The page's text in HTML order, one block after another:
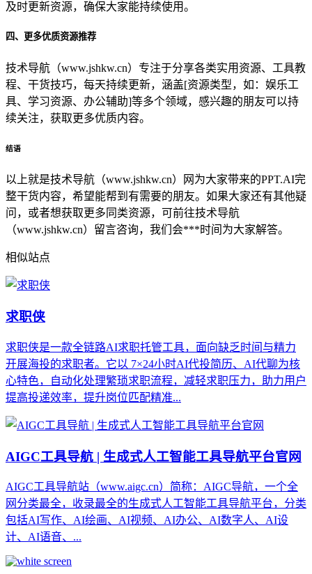
及时更新资源，确保大家能持续使用。
四、更多优质资源推荐
技术导航（www.jshkw.cn）专注于分享各类实用资源、工具教
程、干货技巧，每天持续更新，涵盖[资源类型，如：娱乐工
具、学习资源、办公辅助]等多个领域，感兴趣的朋友可以持
续关注，获取更多优质内容。
结语
以上就是技术导航（www.jshkw.cn）网为大家带来的PPT.AI完
整干货内容，希望能帮到有需要的朋友。如果大家还有其他疑
问，或者想获取更多同类资源，可前往技术导航
（www.jshkw.cn）留言咨询，我们会***时间为大家解答。
相似站点
求职侠
求职侠是一款全链路AI求职托管工具，面向缺乏时间与精力
开展海投的求职者。它以 7×24小时AI代投简历、AI代聊为核
心特色，自动化处理繁琐求职流程，减轻求职压力，助力用户
提高投递效率，提升岗位匹配精准...
AIGC工具导航 | 生成式人工智能工具导航平台官网
AIGC工具导航站（www.aigc.cn）简称：AIGC导航，一个全
网分类最全，收录最全的生成式人工智能工具导航平台，分类
包括AI写作、AI绘画、AI视频、AI办公、AI数字人、AI设
计、AI语音、...